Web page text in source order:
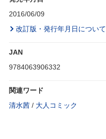
2016/06/09
改訂版・発行年月日について
JAN
9784063906332
関連ワード
清水茜 / 大人コミック